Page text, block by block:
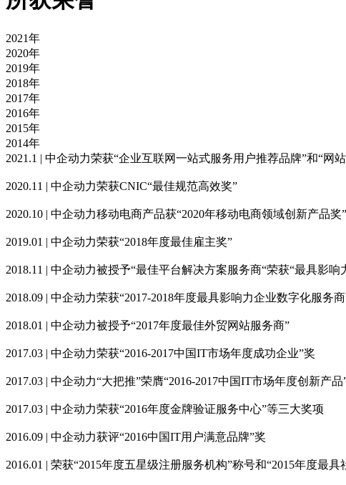
2021年
2020年
2019年
2018年
2017年
2016年
2015年
2014年
2021.1 | 中企动力荣获“企业互联网一站式服务用户推荐品牌”和“网
2020.11 | 中企动力荣获CNIC“最佳规范高效奖”
2020.10 | 中企动力移动电商产品获“2020年移动电商领域创新产品
2019.01 | 中企动力荣获“2018年度最佳雇主奖”
2018.11 | 中企动力被授予“最佳平台解决方案服务商“荣获“最具影
2018.09 | 中企动力荣获“2017-2018年度最具影响力企业数字化服务
2018.01 | 中企动力被授予“2017年度最佳外贸网站服务商”
2017.03 | 中企动力荣获“2016-2017中国IT市场年度成功企业”奖
2017.03 | 中企动力“大把推”荣膺“2016-2017中国IT市场年度创新产品
2017.03 | 中企动力荣获“2016年度金牌验证服务中心”等三大奖项
2016.09 | 中企动力获评“2016中国IT用户满意品牌”奖
2016.01 | 荣获“2015年度五星级注册服务机构”称号和“2015年度最具